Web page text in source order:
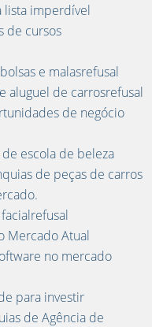
lista imperdível
de cursos
e malasrefusal
aluguel de carrosrefusal
de negócio
escola de beleza
de peças de carros
Mercado Atual
no mercado
para investir
de Agência de